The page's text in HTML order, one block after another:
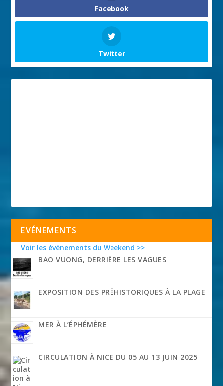
Facebook
Twitter
EVÉNEMENTS
Voir les événements du Weekend >>
BAO VUONG, DERRIÈRE LES VAGUES
EXPOSITION DES PRÉHISTORIQUES À LA PLAGE
MER À L’ÉPHÉMÈRE
CIRCULATION À NICE DU 05 AU 13 JUIN 2025